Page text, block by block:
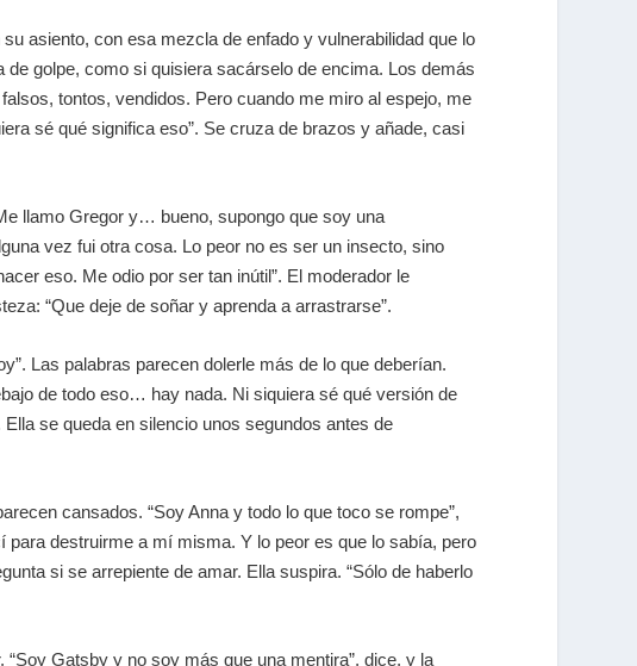
asiento, con esa mezcla de enfado y vulnerabilidad que lo
golpe, como si quisiera sacárselo de encima. Los demás
tontos, vendidos. Pero cuando me miro al espejo, me
sé qué significa eso”. Se cruza de brazos y añade, casi
llamo Gregor y… bueno, supongo que soy una
vez fui otra cosa. Lo peor no es ser un insecto, sino
eso. Me odio por ser tan inútil”. El moderador le
“Que deje de soñar y aprenda a arrastrarse”.
Las palabras parecen dolerle más de lo que deberían.
de todo eso… hay nada. Ni siquiera sé qué versión de
se queda en silencio unos segundos antes de
cansados. “Soy Anna y todo lo que toco se rompe”,
destruirme a mí misma. Y lo peor es que lo sabía, pero
si se arrepiente de amar. Ella suspira. “Sólo de haberlo
Gatsby y no soy más que una mentira”, dice, y la